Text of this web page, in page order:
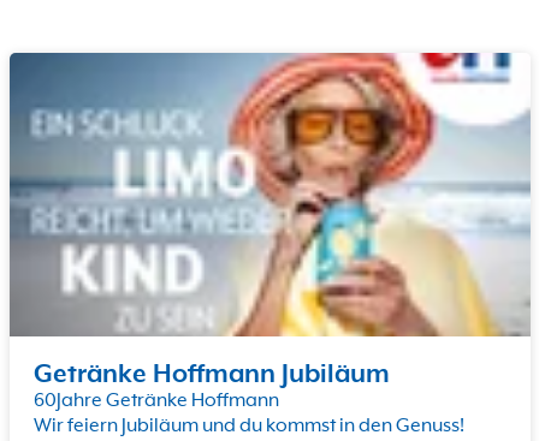
Getränke Hoffmann Jubiläum
60Jahre Getränke Hoffmann
Wir feiern Jubiläum und du kommst in den Genuss!